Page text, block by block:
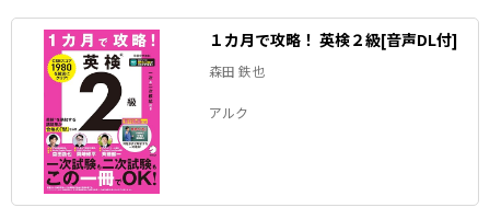
１カ月で攻略！ 英検２級[音声DL付]
森田 鉄也
アルク